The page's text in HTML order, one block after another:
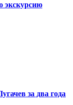
экскурсию
за два года